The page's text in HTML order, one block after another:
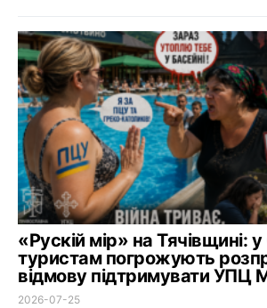
«Рускій мір» на Тячівщині:
туристам погрожують
відмову підтримувати УПЦ
2026-07-25